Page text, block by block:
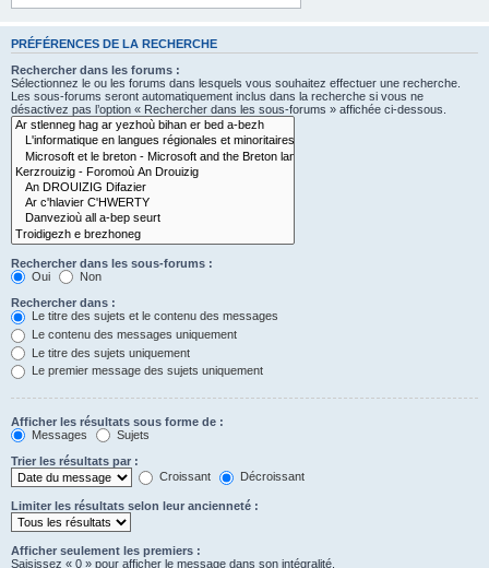
PRÉFÉRENCES DE LA RECHERCHE
Rechercher dans les forums :
Sélectionnez le ou les forums dans lesquels vous souhaitez effectuer une recherche.
Les sous-forums seront automatiquement inclus dans la recherche si vous ne
désactivez pas l’option « Rechercher dans les sous-forums » affichée ci-dessous.
Rechercher dans les sous-forums :
Oui
Non
Rechercher dans :
Le titre des sujets et le contenu des messages
Le contenu des messages uniquement
Le titre des sujets uniquement
Le premier message des sujets uniquement
Afficher les résultats sous forme de :
Messages
Sujets
Trier les résultats par :
Croissant
Décroissant
Limiter les résultats selon leur ancienneté :
Afficher seulement les premiers :
Saisissez « 0 » pour afficher le message dans son intégralité.